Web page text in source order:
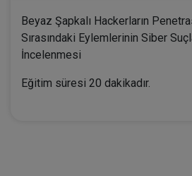
Beyaz Şapkalı Hackerların
Sırasındaki Eylemlerinin Siber
İncelenmesi
Eğitim süresi 20 dakikadır.